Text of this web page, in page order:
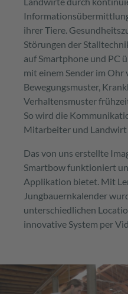
ihrer Tiere.
Störungen der
auf Smartphone und PC
mit einem Sender im Ohr
Bewegungsmuster,
Verhaltensmuster
So wird die
Mitarbeiter und
Das von uns erstellte
Smartbow funktioniert
Applikation bietet. Mit
Jungbauernkalender
unterschiedlichen
innovative System per